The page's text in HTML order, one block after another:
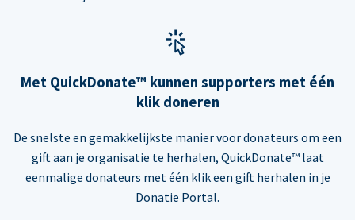
Met QuickDonate™ kunnen supporters met één
klik doneren
De snelste en gemakkelijkste manier voor donateurs om een
gift aan je organisatie te herhalen, QuickDonate™ laat
eenmalige donateurs met één klik een gift herhalen in je
Donatie Portal.